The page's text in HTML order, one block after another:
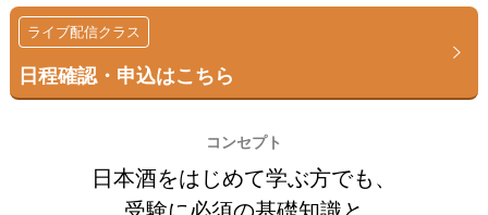
ライブ配信クラス
日程確認・申込はこちら
コンセプト
日本酒をはじめて学ぶ方でも、